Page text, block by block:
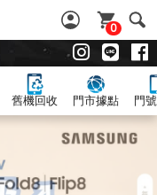
0
舊機回收 門市據點 門